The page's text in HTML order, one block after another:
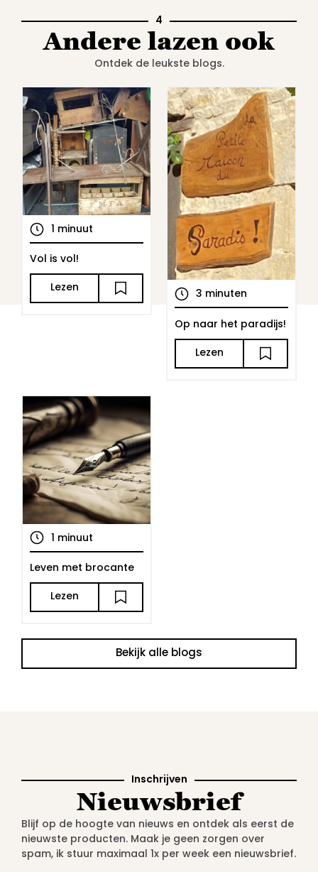
4
Andere lazen ook
Ontdek de leukste blogs.
1 minuut
Vol is vol!
Lezen
3 minuten
Op naar het paradijs!
Lezen
1 minuut
Leven met brocante
Lezen
Bekijk alle blogs
Inschrijven
Nieuwsbrief
Blijf op de hoogte van nieuws en ontdek als eerst de
nieuwste producten. Maak je geen zorgen over
spam, ik stuur maximaal 1x per week een nieuwsbrief.